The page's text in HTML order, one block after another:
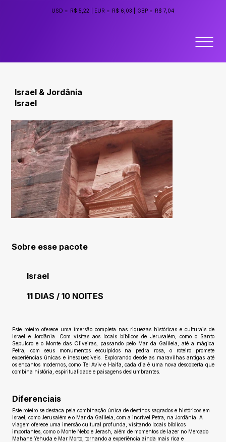
USD = R$ 5,22 EUR = R$ 6,03 GBP = R$ 7,04
Israel & Jordânia
Israel
Sobre esse pacote
Israel
11 DIAS / 10 NOITES
Este roteiro oferece uma imersão completa nas riquezas históricas e culturais de
Israel e Jordânia. Com visitas aos locais bíblicos de Jerusalém, como o Santo
Sepulcro e o Monte das Oliveiras, passando pelo Mar da Galileia, até a mágica
Petra, com seus monumentos esculpidos na pedra rosa, o roteiro promete
experiências únicas e inesquecíveis. Explorando desde as maravilhas antigas até
os encantos modernos, como Tel Aviv e Haifa, cada dia é uma nova descoberta que
combina história, espiritualidade e paisagens deslumbrantes.
Diferenciais
Este roteiro se destaca pela combinação única de destinos sagrados e históricos em
Israel, como Jerusalém e o Mar da Galileia, com a incrível Petra, na Jordânia. A
viagem oferece uma imersão cultural profunda, visitando locais bíblicos
importantes, como o Monte Nebo e Jerash, além de momentos de lazer no Mercado
Mahane Yehuda e Mar Morto, tornando a experiência ainda mais rica e